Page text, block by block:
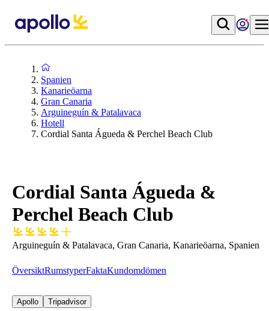
Spanien
Kanarieöarna
Gran Canaria
Arguineguín & Patalavaca
Hotell
Cordial Santa Águeda & Perchel Beach Club
Cordial Santa Águeda &
Perchel Beach Club
Arguineguín & Patalavaca, Gran Canaria, Kanarieöarna, Spanien
ÖversiktRumstyperFaktaKundomdömen
Apollo Tripadvisor